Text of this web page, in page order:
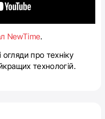
NewTime.
про техніку
технологій.